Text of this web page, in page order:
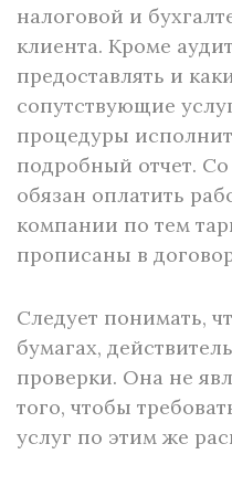
налоговой и
клиента. Кроме
предоставлять и
сопутствующие
процедуры
подробный отчет.
обязан оплатить
компании по тем
прописаны в
Следует понимать,
бумагах,
проверки. Она не
того, чтобы
услуг по этим же